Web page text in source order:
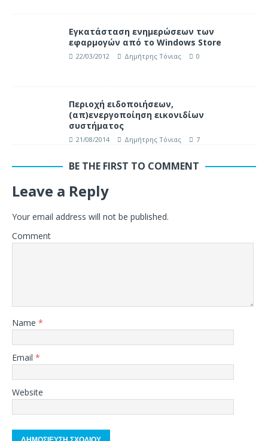
Εγκατάσταση ενημερώσεων των
εφαρμογών από το Windows Store
22/03/2012 Δημήτρης Τόνιας 0
Περιοχή ειδοποιήσεων,
(απ)ενεργοποίηση εικονιδίων
συστήματος
21/08/2014 Δημήτρης Τόνιας 7
BE THE FIRST TO COMMENT
Leave a Reply
Your email address will not be published.
Comment
Name *
Email *
Website